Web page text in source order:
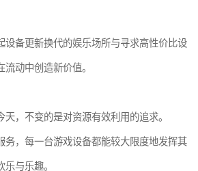
设备更新换代的娱乐场所与寻求高性价比设
动中创造新价值。
，不变的是对资源有效利用的追求。
务，每一台游戏设备都能较大限度地发挥其
与乐趣。